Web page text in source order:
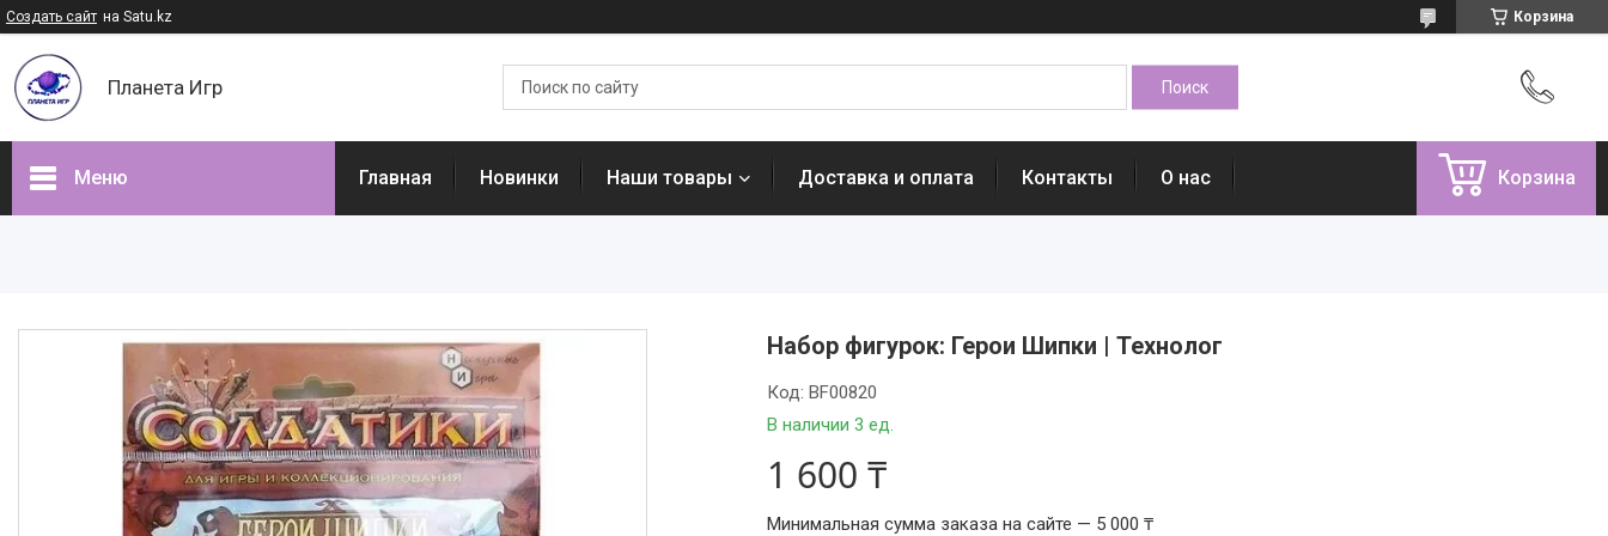
Создать сайт на Satu.kz Корзина
Планета Игр
Меню
Часто задаваемые вопросы
Главная Новинки Наши товары Доставка и оплата Контакты О нас Корзина
Набор фигурок: Герои Шипки | Технолог
В наличии 3 ед.
Код:BF00820
1 600 ₸
Минимальная сумма заказа на сайте — 5 000 ₸